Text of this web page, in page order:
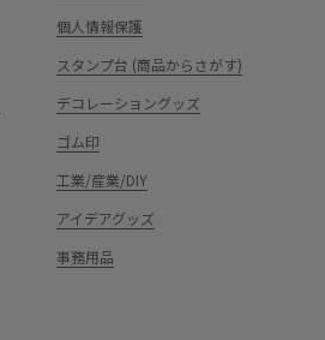
個人情報保護
スタンプ台 (商品からさがす)
デコレーショングッズ
ゴム印
工業/産業/DIY
アイデアグッズ
事務用品